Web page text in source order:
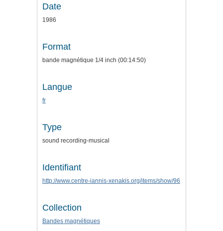
Date
1986
Format
bande magnétique 1/4 inch (00:14:50)
Langue
fr
Type
sound recording-musical
Identifiant
http://www.centre-iannis-xenakis.org/items/show/96
Collection
Bandes magnétiques